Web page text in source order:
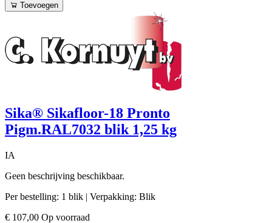
Toevoegen
Sika® Sikafloor-18 Pronto
Pigm.RAL7032 blik 1,25 kg
IA
Geen beschrijving beschikbaar.
Per bestelling: 1 blik | Verpakking: Blik
€ 107,00 Op voorraad